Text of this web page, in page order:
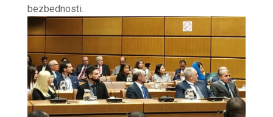
bezbednosti.